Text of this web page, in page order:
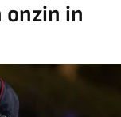
onzin in